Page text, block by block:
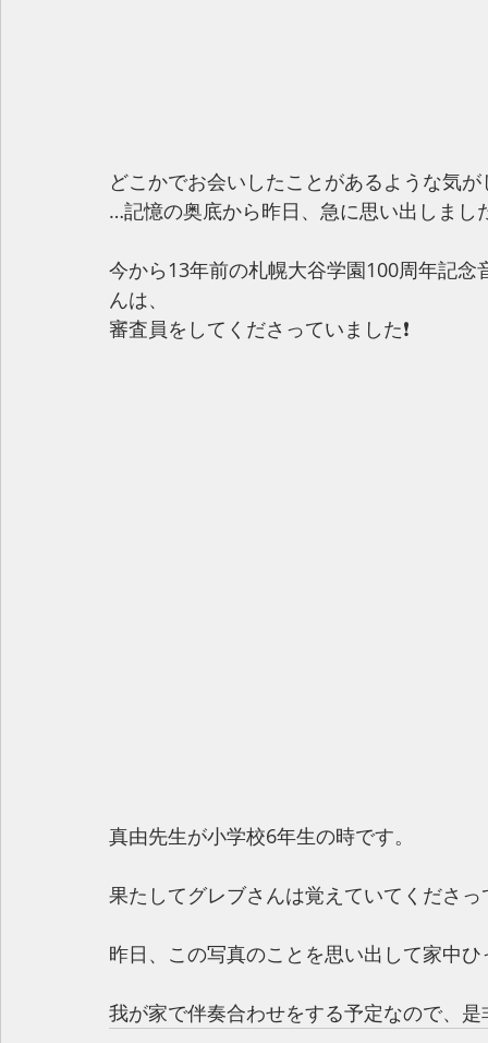
どこかでお会いしたことがあるような気が
…記憶の奥底から昨日、急に思い出しまし
今から13年前の札幌大谷学園100周年記
んは、
審査員をしてくださっていました❗️
真由先生が小学校6年生の時です。
果たしてグレブさんは覚えていてくださ
昨日、この写真のことを思い出して家中
我が家で伴奏合わせをする予定なので、